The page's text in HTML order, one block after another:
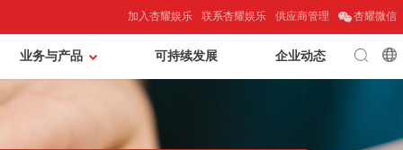
杏耀微信
供应商管理
联系杏耀娱乐
加入杏耀娱乐
企业动态
可持续发展
业务与产品